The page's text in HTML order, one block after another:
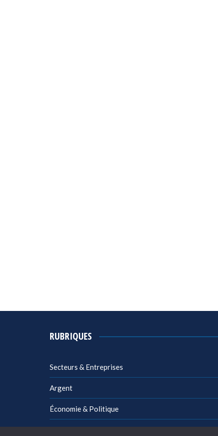
RUBRIQUES
Secteurs & Entreprises
Argent
Économie & Politique
Management